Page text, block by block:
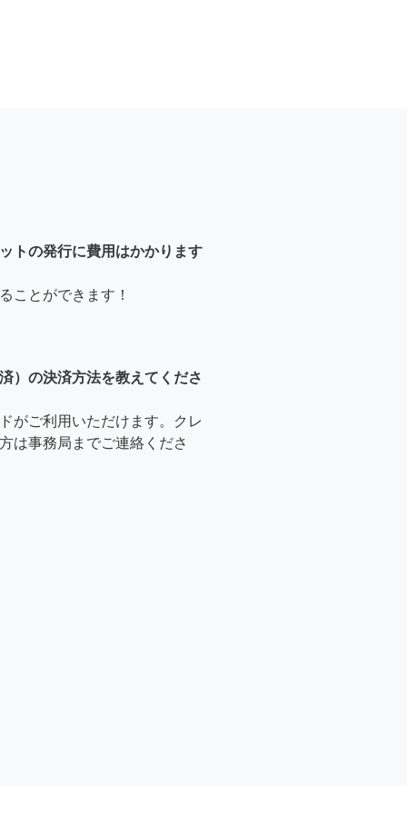
トの発行に費用はかかります
ことができます！
）の決済方法を教えてくださ
がご利用いただけます。クレ
は事務局までご連絡くださ